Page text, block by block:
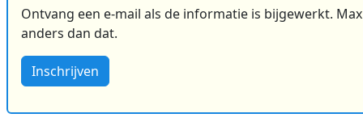
Ontvang een e-mail als de informatie is bijgewerkt.
anders dan dat.
Inschrijven